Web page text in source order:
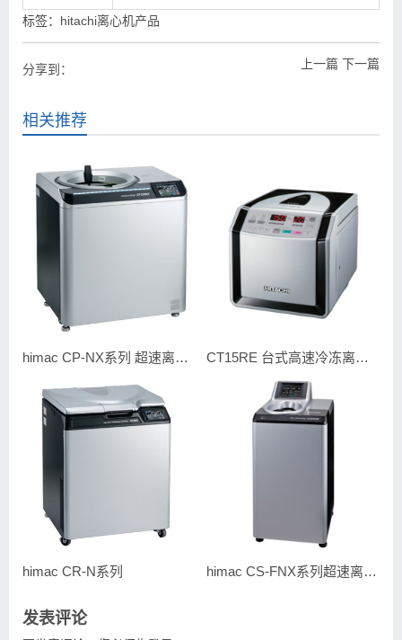
标签： hitachi离心机产品
上一篇 下一篇
分享到：
相关推荐
himac CP-NX系列 超速离心机 CT15RE 台式高速冷冻离心机
himac CR-N系列 himac CS-FNX系列超速离心机
发表评论